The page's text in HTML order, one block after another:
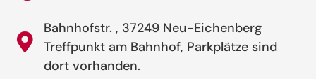
Bahnhofstr. , 37249 Neu-Eichenberg
Treffpunkt am Bahnhof, Parkplätze sind
dort vorhanden.